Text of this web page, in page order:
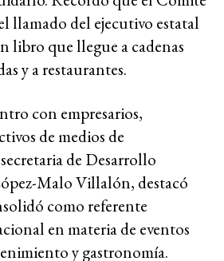
llamado del ejecutivo estatal
libro que llegue a cadenas
y a restaurantes.
con empresarios,
de medios de
de Desarrollo
Malo Villalón, destacó
como referente
en materia de eventos
y gastronomía.